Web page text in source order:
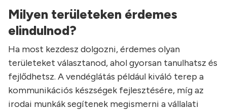
Milyen területeken érdemes
elindulnod?
Ha most kezdesz dolgozni, érdemes olyan
területeket választanod, ahol gyorsan tanulhatsz és
fejlődhetsz. A vendéglátás például kiváló terep a
kommunikációs készségek fejlesztésére, míg az
irodai munkák segítenek megismerni a vállalati